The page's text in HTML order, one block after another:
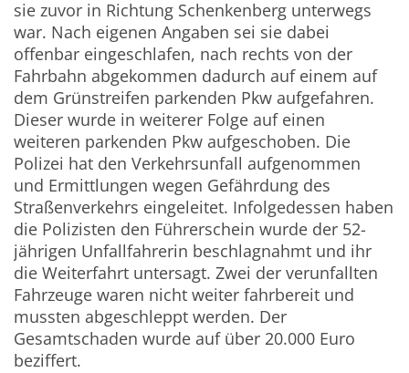
sie zuvor in Richtung Schenkenberg unterwegs
war. Nach eigenen Angaben sei sie dabei
offenbar eingeschlafen, nach rechts von der
Fahrbahn abgekommen dadurch auf einem auf
dem Grünstreifen parkenden Pkw aufgefahren.
Dieser wurde in weiterer Folge auf einen
weiteren parkenden Pkw aufgeschoben. Die
Polizei hat den Verkehrsunfall aufgenommen
und Ermittlungen wegen Gefährdung des
Straßenverkehrs eingeleitet. Infolgedessen haben
die Polizisten den Führerschein wurde der 52-
jährigen Unfallfahrerin beschlagnahmt und ihr
die Weiterfahrt untersagt. Zwei der verunfallten
Fahrzeuge waren nicht weiter fahrbereit und
mussten abgeschleppt werden. Der
Gesamtschaden wurde auf über 20.000 Euro
beziffert.